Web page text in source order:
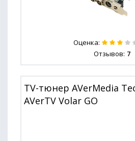
Оценка:
Отзывов: 7
TV-тюнер AVerMedia
AVerTV Volar GO